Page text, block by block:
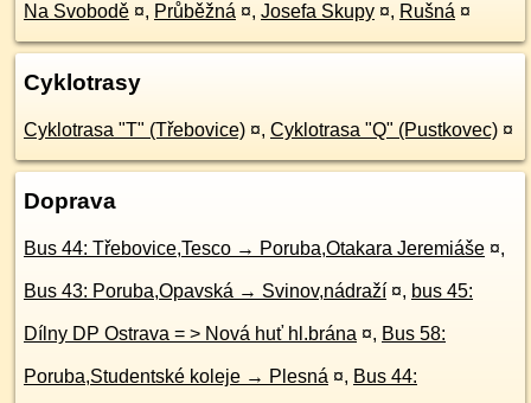
Na Svobodě ¤, Průběžná ¤, Josefa Skupy ¤, Rušná ¤
Cyklotrasy
Cyklotrasa "T" (Třebovice) ¤, Cyklotrasa "Q" (Pustkovec) ¤
Doprava
Bus 44: Třebovice,Tesco → Poruba,Otakara Jeremiáše ¤,
Bus 43: Poruba,Opavská → Svinov,nádraží ¤, bus 45:
Dílny DP Ostrava = > Nová huť hl.brána ¤, Bus 58:
Poruba,Studentské koleje → Plesná ¤, Bus 44: